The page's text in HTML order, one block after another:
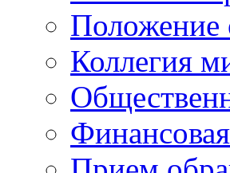
Положение
Коллегия